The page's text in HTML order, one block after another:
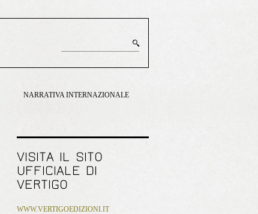
NARRATIVA INTERNAZIONALE
VISITA IL SITO
UFFICIALE DI
VERTIGO
WWW.VERTIGOEDIZIONI.IT